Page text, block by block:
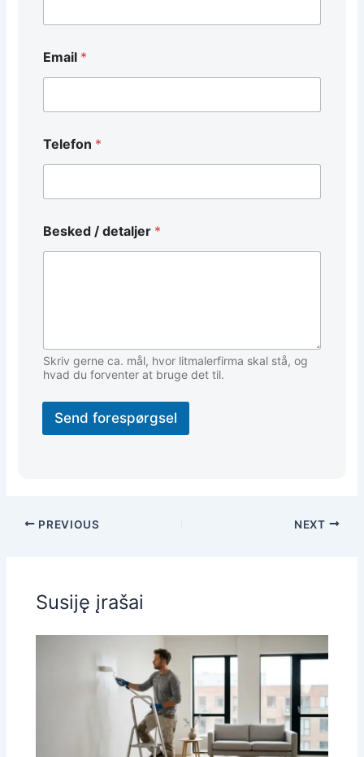
Email *
E
m
i
*
Telefon *
Besked / detaljer *
Skriv gerne ca. mål, hvor litmalerfirma skal stå, og
hvad du forventer at bruge det til.
Send forespørgsel
PREVIOUS NEXT
Susiję įrašai